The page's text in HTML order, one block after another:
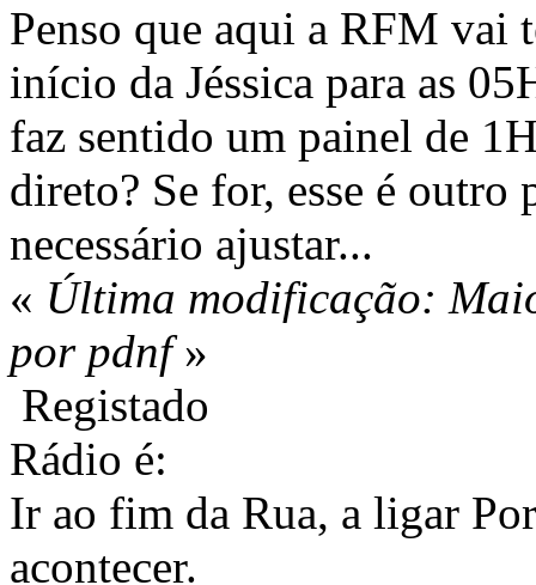
Penso que aqui a RFM vai
início da Jéssica para as
faz sentido um painel de
direto? Se for, esse é outro
necessário ajustar...
« Última modificação:
por pdnf»
Registado
Rádio é:
Ir ao fim da Rua, a ligar
acontecer.